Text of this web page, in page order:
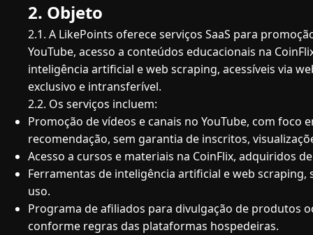
2. Objeto
2.1. A LikePoints oferece serviços SaaS para
YouTube, acesso a conteúdos educacionais na
inteligência artificial e web scraping, acessíveis via
exclusivo e intransferível.
2.2. Os serviços incluem:
Promoção de vídeos e canais no YouTube, com foco
recomendação, sem garantia de inscritos,
Acesso a cursos e materiais na CoinFlix, adquiridos
Ferramentas de inteligência artificial e web scraping,
uso.
Programa de afiliados para divulgação de produtos
conforme regras das plataformas hospedeiras.